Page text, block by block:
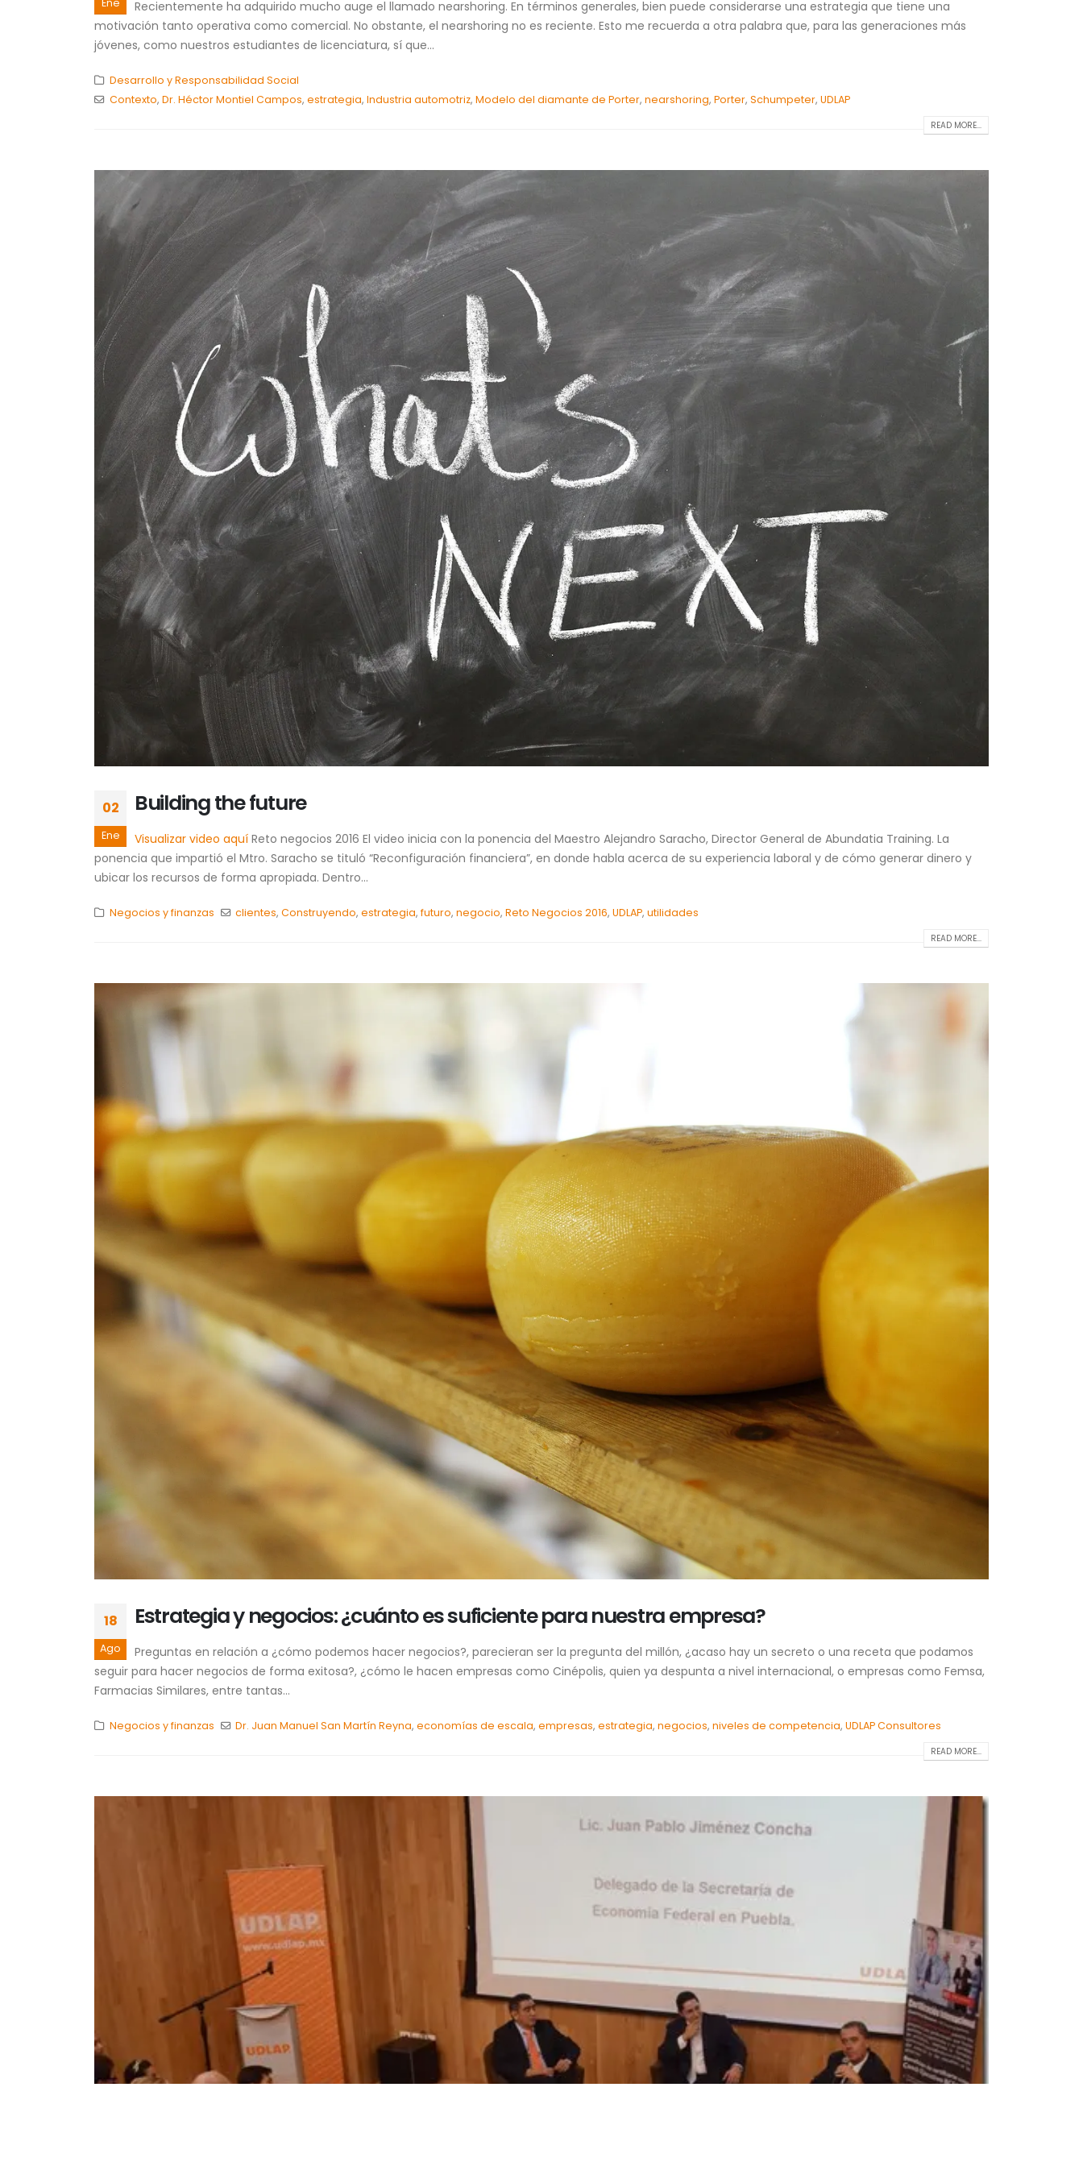
Ene
Recientemente ha adquirido mucho auge el llamado nearshoring. En términos generales, bien puede considerarse una estrategia que tiene una
motivación tanto operativa como comercial. No obstante, el nearshoring no es reciente. Esto me recuerda a otra palabra que, para las generaciones más
jóvenes, como nuestros estudiantes de licenciatura, sí que...
Desarrollo y Responsabilidad Social
Contexto, Dr. Héctor Montiel Campos, estrategia, Industria automotriz, Modelo del diamante de Porter, nearshoring, Porter, Schumpeter, UDLAP
READ MORE...
02
Ene
Building the future
Visualizar video aquí Reto negocios 2016 El video inicia con la ponencia del Maestro Alejandro Saracho, Director General de Abundatia Training. La
ponencia que impartió el Mtro. Saracho se tituló “Reconfiguración financiera”, en donde habla acerca de su experiencia laboral y de cómo generar dinero y
ubicar los recursos de forma apropiada. Dentro...
Negocios y finanzas clientes,Construyendo,estrategia,futuro,negocio,Reto Negocios 2016,UDLAP,utilidades
READ MORE...
18
Ago
Estrategia y negocios: ¿cuánto es suficiente para nuestra empresa?
Preguntas en relación a ¿cómo podemos hacer negocios?, parecieran ser la pregunta del millón, ¿acaso hay un secreto o una receta que podamos
seguir para hacer negocios de forma exitosa?, ¿cómo le hacen empresas como Cinépolis, quien ya despunta a nivel internacional, o empresas como Femsa,
Farmacias Similares, entre tantas...
Negocios y finanzas Dr. Juan Manuel San Martín Reyna,economías de escala,empresas,estrategia,negocios,niveles de competencia,UDLAP Consultores
READ MORE...